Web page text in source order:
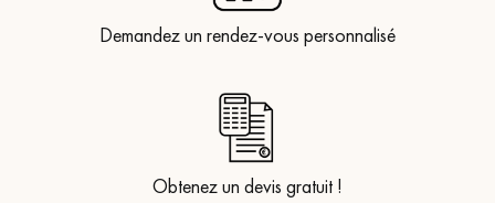
Demandez un rendez-vous personnalisé
Obtenez un devis gratuit !